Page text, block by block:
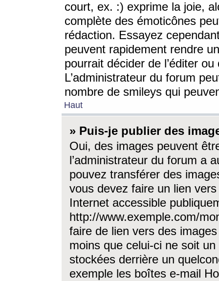
court, ex. :) exprime la joie,
complète des émoticônes
rédaction. Essayez
peuvent rapidement rendre
pourrait décider de l’éditer
L’administrateur du forum
nombre de smileys qui
Haut
» Puis-je publier des
Oui, des images peuvent
l’administrateur du forum a
pouvez transférer des
vous devez faire un lien
Internet accessible
http://www.exemple.com/
faire de lien vers des
moins que celui-ci ne soit
stockées derrière un
exemple les boîtes e-mail